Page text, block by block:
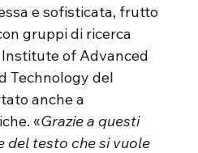
e sofisticata, frutto
gruppi di ricerca
of Advanced
Technology del
anche a
«Grazie a questi
del testo che si vuole